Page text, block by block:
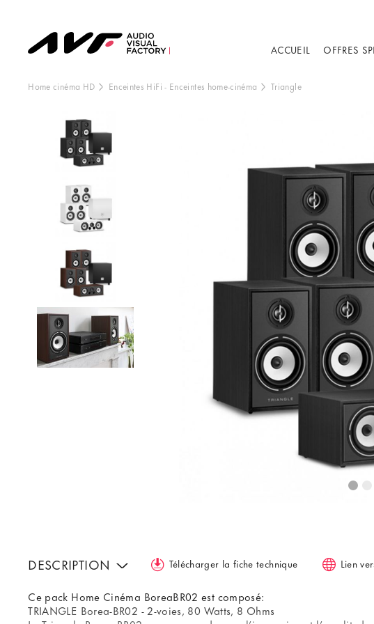
ACCUEIL OFFRES
Home cinéma HD Enceintes HiFi - Enceintes home-cinéma Triangle
DESCRIPTION
Ce pack Home Cinéma BoreaBR02 est composé:
TRIANGLE Borea-BR02 - 2-voies, 80 Watts, 8 Ohms
Télécharger la fiche technique Lien